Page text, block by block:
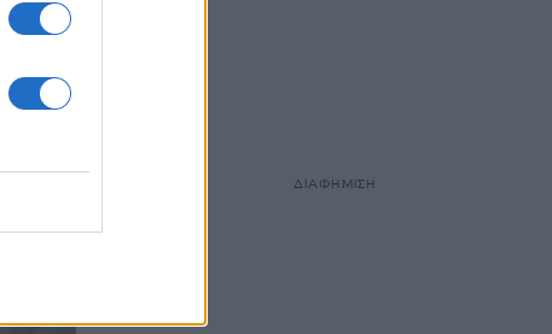
ΔΙΑΦΗΜΙΣΗ